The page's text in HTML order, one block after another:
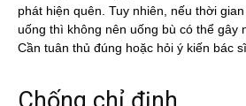
phát hiện quên. Tuy nhiên, nếu thời
uống thì không nên uống bù có thể gây
Cần tuân thủ đúng hoặc hỏi ý kiến bác